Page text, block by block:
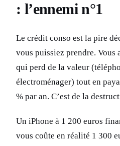
: l’ennemi n°1
Le crédit conso est la pire
vous puissiez prendre. Vous
qui perd de la valeur
électroménager) tout en
% par an. C’est de la
Un iPhone à 1 200 euros
vous coûte en réalité 1 300